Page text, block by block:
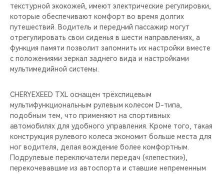
текстурной экокожей, имеют электрические регулировки,
которые обеспечивают комфорт во время долгих
путешествий. Водитель и передний пассажир могут
отрегулировать свои сиденья в шести направлениях, а
функция памяти позволит запомнить их настройки вместе
с положениями зеркал заднего вида и настройками
мультимедийной системы.
CHERYEXEED TXL оснащен трёхспицевым
мультифункциональным рулевым колесом D-типа,
подобным тем, что применяют на спортивных
автомобилях для удобного управления. Кроме того, такая
конструкция рулевого колеса экономит больше места для
ног водителя, делая вождение более комфортным.
Подрулевые переключатели передач («лепестки»),
перекочевавшие из автоспорта и ставшие непременным